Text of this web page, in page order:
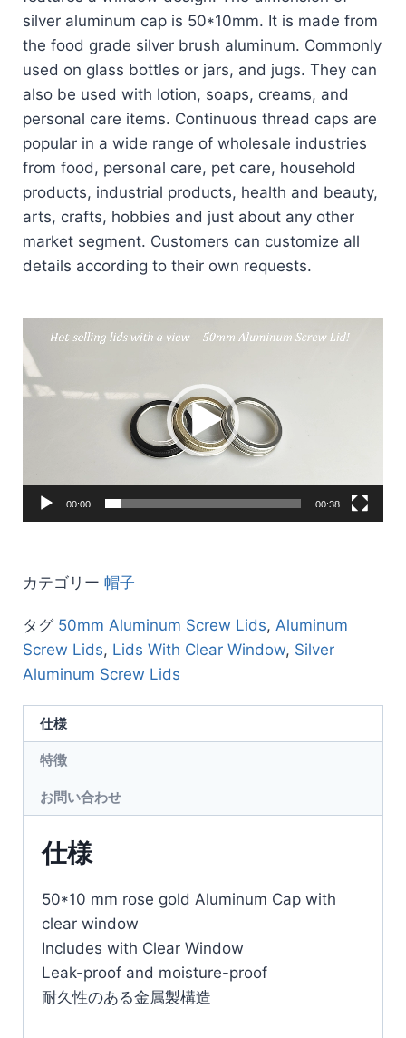
silver aluminum cap is 50*10mm. It is made from
the food grade silver brush aluminum. Commonly
used on glass bottles or jars, and jugs. They can
also be used with lotion, soaps, creams, and
personal care items. Continuous thread caps are
popular in a wide range of wholesale industries
from food, personal care, pet care, household
products, industrial products, health and beauty,
arts, crafts, hobbies and just about any other
market segment. Customers can customize all
details according to their own requests.
画
プ
レ
00:00 00:38
カテゴリー 帽子
タグ 50mm Aluminum Screw Lids, Aluminum
Screw Lids, Lids With Clear Window, Silver
Aluminum Screw Lids
仕様
特徴
お問い合わせ
仕様
50*10 mm rose gold Aluminum Cap with
clear window
Includes with Clear Window
Leak-proof and moisture-proof
耐久性のある金属製構造